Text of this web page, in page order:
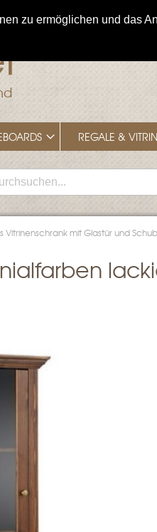
zu ermöglichen und das
REGALE &
Vitrinenschrank mit Glastür und